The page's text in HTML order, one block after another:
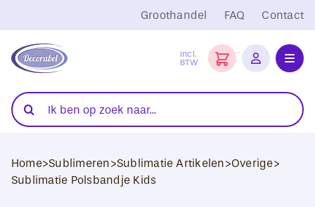
naar
inhoud
Groothandel FAQ Contact
Incl.
BTW
Folies
Transferpersen
Zoeken
naar:
Home>Sublimeren>Sublimatie Artikelen>Overige>
Sublimatie Polsbandje Kids